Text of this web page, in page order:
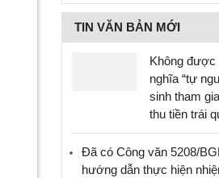
TIN VĂN BẢN MỚI
Không được
nghĩa “tự
sinh tham
thu tiền trái
Đã có Công văn 5208/
hướng dẫn thực hiện